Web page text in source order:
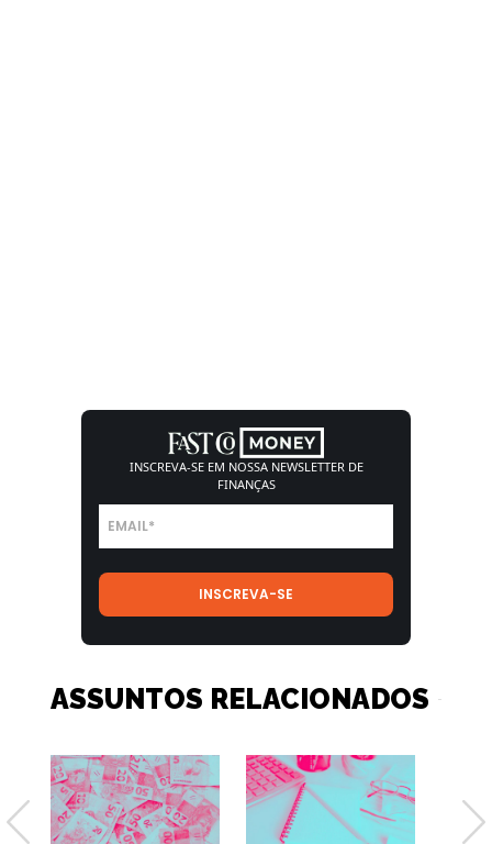
INSCREVA-SE EM NOSSA NEWSLETTER DE
FINANÇAS
ASSUNTOS RELACIONADOS